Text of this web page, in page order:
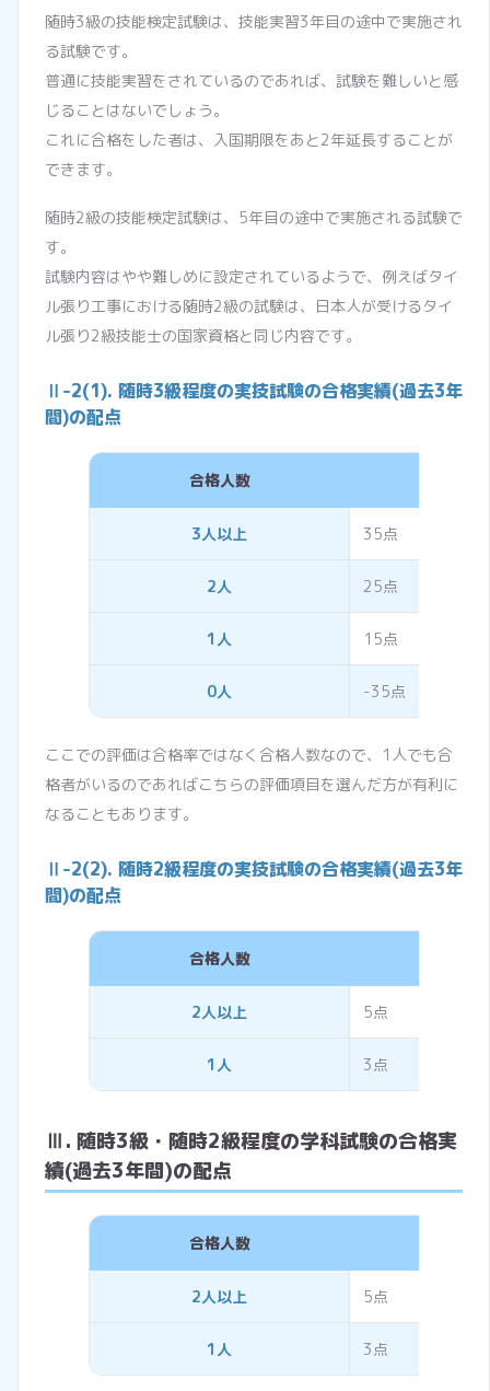
随時3級の技能検定試験は、技能実習3年目の途中で実施され
る試験です。
普通に技能実習をされているのであれば、試験を難しいと感
じることはないでしょう。
これに合格をした者は、入国期限をあと2年延長することが
できます。
随時2級の技能検定試験は、5年目の途中で実施される試験で
す。
試験内容はやや難しめに設定されているようで、例えばタイ
ル張り工事における随時2級の試験は、日本人が受けるタイ
ル張り2級技能士の国家資格と同じ内容です。
Ⅱ-2(1). 随時3級程度の実技試験の合格実績(過去3年
間)の配点
合格人数
3人以上 35点
2人 25点
1人 15点
0人 -35点
ここでの評価は合格率ではなく合格人数なので、1人でも合
格者がいるのであればこちらの評価項目を選んだ方が有利に
なることもあります。
Ⅱ-2(2). 随時2級程度の実技試験の合格実績(過去3年
間)の配点
合格人数
2人以上 5点
1人 3点
Ⅲ. 随時3級・随時2級程度の学科試験の合格実
績(過去3年間)の配点
合格人数
2人以上 5点
1人 3点